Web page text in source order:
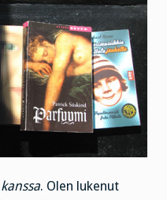
. Olen lukenut